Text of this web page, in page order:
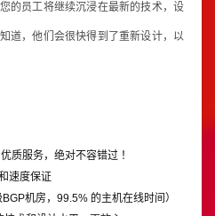
的员工将继续沉浸在最新的技术，设
道，他们会很快得到了重新设计，以
质服务，绝对不容错过 ！
速度保证
机房，99.5% 的主机在线时间）